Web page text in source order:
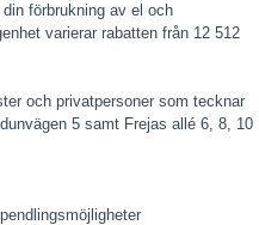
förbrukning av el och
varierar rabatten från 12 512
och privatpersoner som tecknar
5 samt Frejas allé 6, 8, 10